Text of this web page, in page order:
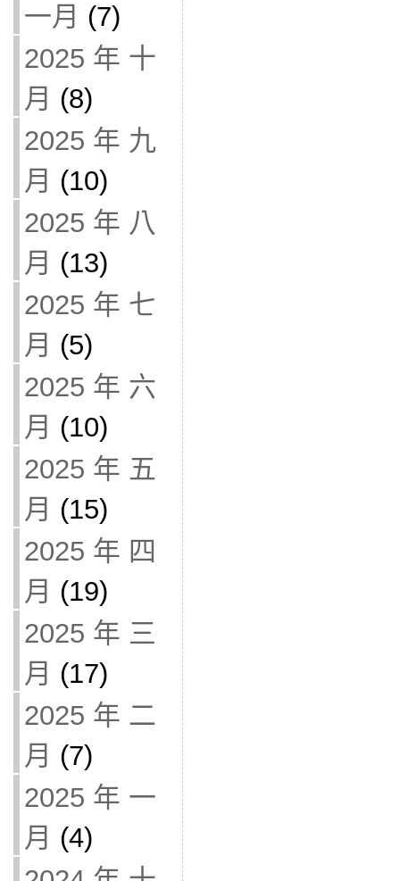
一月 (7)
2025 年 十
月 (8)
2025 年 九
月 (10)
2025 年 八
月 (13)
2025 年 七
月 (5)
2025 年 六
月 (10)
2025 年 五
月 (15)
2025 年 四
月 (19)
2025 年 三
月 (17)
2025 年 二
月 (7)
2025 年 一
月 (4)